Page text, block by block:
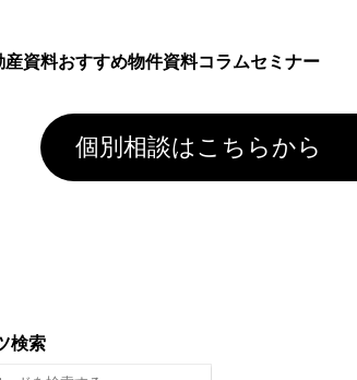
産資料おすすめ物件資料コラムセミナー
個別相談はこちらから
検索